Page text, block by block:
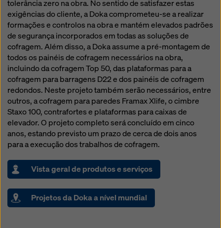
tolerância zero na obra. No sentido de satisfazer estas
exigências do cliente, a Doka comprometeu-se a realizar
formações e controlos na obra e mantém elevados padrões
de segurança incorporados em todas as soluções de
cofragem. Além disso, a Doka assume a pré-montagem de
todos os painéis de cofragem necessários na obra,
incluindo da cofragem Top 50, das plataformas para a
cofragem para barragens D22 e dos painéis de cofragem
redondos. Neste projeto também serão necessários, entre
outros, a cofragem para paredes Framax Xlife, o cimbre
Staxo 100, contrafortes e plataformas para caixas de
elevador. O projeto completo será concluído em cinco
anos, estando previsto um prazo de cerca de dois anos
para a execução dos trabalhos de cofragem.
Vista geral de produtos e serviços
Projetos da Doka a nível mundial